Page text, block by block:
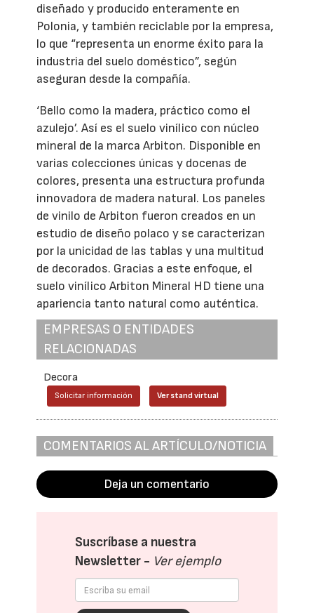
diseñado y producido enteramente en
Polonia, y también reciclable por la empresa,
lo que “representa un enorme éxito para la
industria del suelo doméstico”, según
aseguran desde la compañía.
‘Bello como la madera, práctico como el
azulejo’. Así es el suelo vinílico con núcleo
mineral de la marca Arbiton. Disponible en
varias colecciones únicas y docenas de
colores, presenta una estructura profunda
innovadora de madera natural. Los paneles
de vinilo de Arbiton fueron creados en un
estudio de diseño polaco y se caracterizan
por la unicidad de las tablas y una multitud
de decorados. Gracias a este enfoque, el
suelo vinílico Arbiton Mineral HD tiene una
apariencia tanto natural como auténtica.
EMPRESAS O ENTIDADES
RELACIONADAS
Decora
Solicitar información Ver stand virtual
COMENTARIOS AL ARTÍCULO/NOTICIA
Deja un comentario
Suscríbase a nuestra
Newsletter - Ver ejemplo